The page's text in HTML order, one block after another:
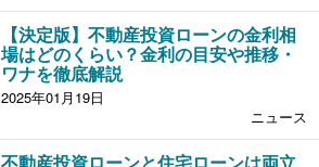
【決定版】不動産投資ローンの金利相
場はどのくらい？金利の目安や推移・
ワナを徹底解説
2025年01月19日
ニュース
不動産投資ローンと住宅ローンは両立